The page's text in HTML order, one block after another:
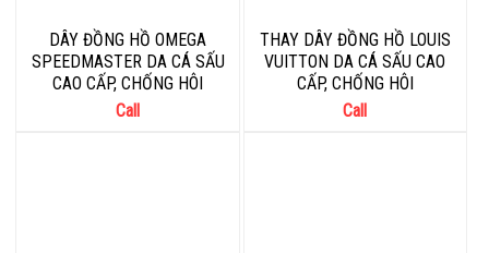
DÂY ĐỒNG HỒ OMEGA
SPEEDMASTER DA CÁ SẤU
CAO CẤP, CHỐNG HÔI
Call
THAY DÂY ĐỒNG HỒ LOUIS
VUITTON DA CÁ SẤU CAO
CẤP, CHỐNG HÔI
Call